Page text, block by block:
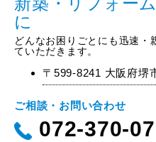
に
どんなお困りごとにも迅速・
ていただきます。
〒599-8241 大阪府堺
ご相談・お問い合わせ
072-370-